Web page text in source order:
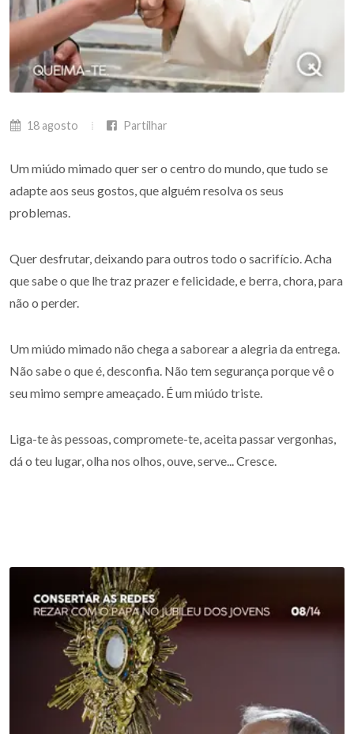
18 agosto Partilhar
Um miúdo mimado quer ser o centro do mundo, que tudo se
adapte aos seus gostos, que alguém resolva os seus
problemas.
Quer desfrutar, deixando para outros todo o sacrifício. Acha
que sabe o que lhe traz prazer e felicidade, e berra, chora, para
não o perder.
Um miúdo mimado não chega a saborear a alegria da entrega.
Não sabe o que é, desconfia. Não tem segurança porque vê o
seu mimo sempre ameaçado. É um miúdo triste.
Liga-te às pessoas, compromete-te, aceita passar vergonhas,
dá o teu lugar, olha nos olhos, ouve, serve... Cresce.